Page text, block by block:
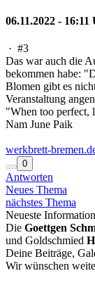
06.11.2022 - 16:11
· #3
Das war auch die
bekommen habe:
Blomen gibt es
Veranstaltung
"When too perfect,
Nam June Paik
werkbrett-
0
Antworten
Neues Thema
nächstes Thema
Neueste
Die Goettgen
und Goldschmied
Deine Beiträge,
Wir wünschen